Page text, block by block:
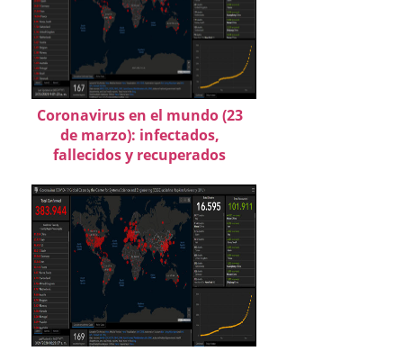
Coronavirus en el mundo (23
de marzo): infectados,
fallecidos y recuperados